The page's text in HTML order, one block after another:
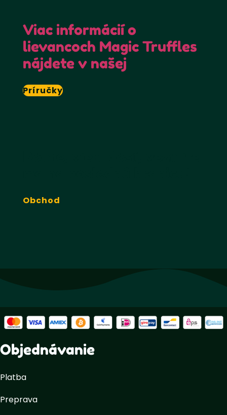
Viac informácií o
lievancoch Magic Truffles
nájdete v našej
Príručky
Obchod
Objednávanie
Platba
Preprava